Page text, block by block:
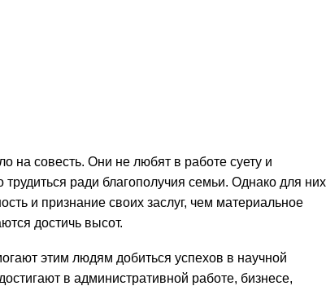
на совесть. Они не любят в работе суету и
ради благополучия семьи. Однако для них
и признание своих заслуг, чем материальное
достичь высот.
этим людям добиться успехов в научной
в административной работе, бизнесе,